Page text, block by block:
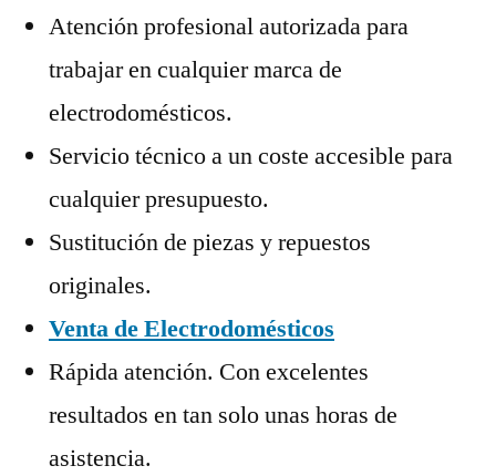
Atención profesional autorizada para
trabajar en cualquier marca de
electrodomésticos.
Servicio técnico a un coste accesible para
cualquier presupuesto.
Sustitución de piezas y repuestos
originales.
Venta de Electrodomésticos
Rápida atención. Con excelentes
resultados en tan solo unas horas de
asistencia.